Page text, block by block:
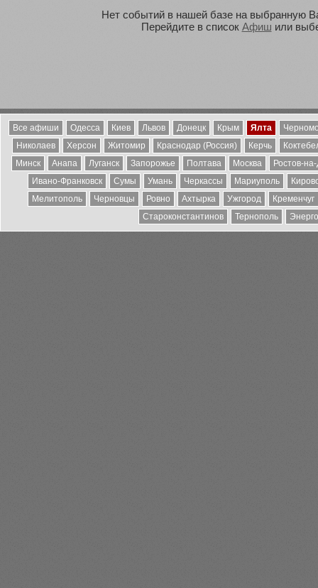
Нет событий в нашей базе на выбранную
Перейдите в список Афиш или
Все афиши Одесса Киев Львов Донецк Крым Ялта
Николаев
Херсон Житомир Краснодар (Россия) Керчь
Минск
Анапа Луганск Запорожье Полтава Москва
Ростов-
Ивано-Франковск
Сумы Умань Черкассы Мариуполь
Мелитополь
Черновцы Ровно Ахтырка Ужгород
Кременчуг
Староконстантинов
Тернополь